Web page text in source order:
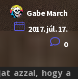
Gabe March
2017. júl. 17.
0
azzal, hogy a